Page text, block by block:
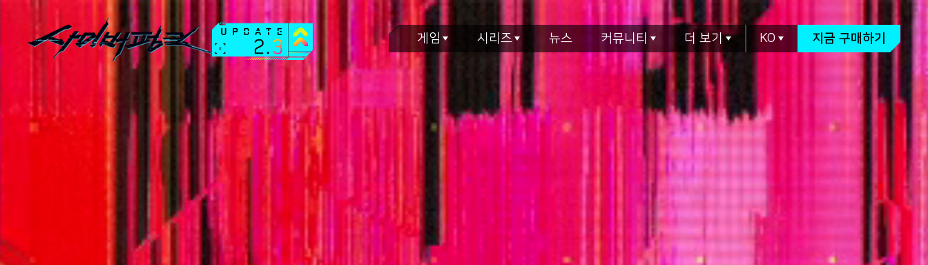
게임 시리즈 뉴스 커뮤니티 더 보기 KO 지금 구매하기